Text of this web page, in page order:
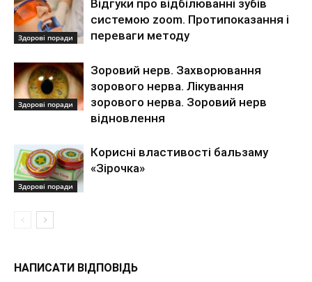
Здорові поради
Відгуки про відбілюванні зубів
системою zoom. Протипоказання і
переваги методу
Здорові поради
Зоровий нерв. Захворювання
зорового нерва. Лікування
зорового нерва. Зоровий нерв
відновлення
Здорові поради
Корисні властивості бальзаму
«Зірочка»
НАПИСАТИ ВІДПОВІДЬ